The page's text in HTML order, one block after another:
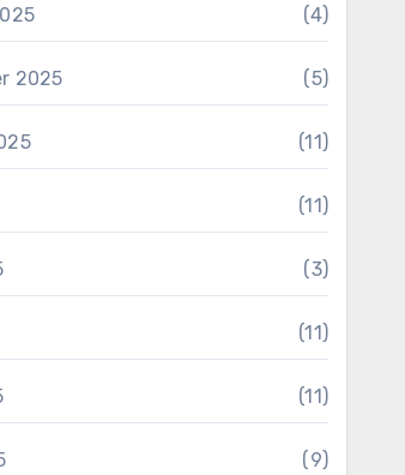
(4)
2025 (5)
(11)
(11)
(3)
(11)
(11)
(9)